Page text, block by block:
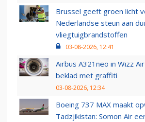
Brussel geeft groen licht
Nederlandse steun aan
vliegtuigbrandstoffen
03-08-2026, 12:41
Airbus A321neo in Wizz
beklad met graffiti
03-08-2026, 12:34
Boeing 737 MAX maakt
Tadzjikistan: Somon Air